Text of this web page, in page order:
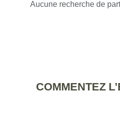
Aucune recherche de
COMMENTEZ